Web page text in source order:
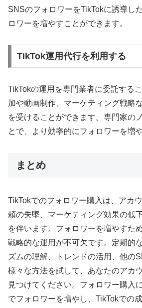
SNSのフォロワーをTikTokに誘導し
ロワーを増やすことができます。
TikTok運用代行を利用する
TikTokの運用を専門業者に委託する
加や動画制作、マーケティング戦略
を受けることができます。専門家の
とで、より効率的にフォロワーを増
まとめ
TikTokでのフォロワー購入は、アカ
頼の失墜、マーケティング効果の低
を伴います。フォロワーを増やすた
戦略的な運用が不可欠です。定期的
ズムの理解、トレンドの活用、他の
様々な方法を試して、あなたのアカ
見つけてください。フォロワー購入
でフォロワーを増やし、TikTokでの